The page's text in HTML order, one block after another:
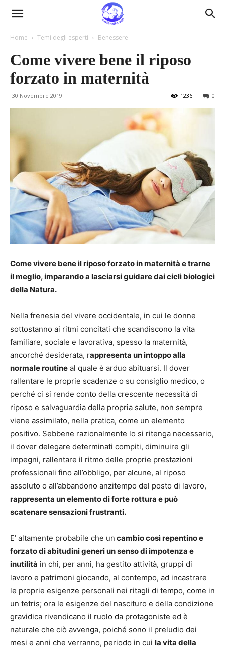
Maternità360
Home Temi degli esperti Benessere
Come vivere bene il riposo
forzato in maternità
30 Novembre 2019 0
1236
Come vivere bene il riposo forzato in maternità e trarne
il meglio, imparando a lasciarsi guidare dai cicli biologici
della Natura.
Nella frenesia del vivere occidentale, in cui le donne
sottostanno ai ritmi concitati che scandiscono la vita
familiare, sociale e lavorativa, spesso la maternità,
ancorché desiderata, rappresenta un intoppo alla
normale routine al quale è arduo abituarsi. Il dover
rallentare le proprie scadenze o su consiglio medico, o
perché ci si rende conto della crescente necessità di
riposo e salvaguardia della propria salute, non sempre
viene assimilato, nella pratica, come un elemento
positivo. Sebbene razionalmente lo si ritenga necessario,
il dover delegare determinati compiti, diminuire gli
impegni, rallentare il ritmo delle proprie prestazioni
professionali fino all’obbligo, per alcune, al riposo
assoluto o all’abbandono anzitempo del posto di lavoro,
rappresenta un elemento di forte rottura e può
scatenare sensazioni frustranti.
E’ altamente probabile che un cambio così repentino e
forzato di abitudini generi un senso di impotenza e
inutilità in chi, per anni, ha gestito attività, gruppi di
lavoro e patrimoni giocando, al contempo, ad incastrare
le proprie esigenze personali nei ritagli di tempo, come in
un tetris; ora le esigenze del nascituro e della condizione
gravidica rivendicano il ruolo da protagoniste ed è
naturale che ciò avvenga, poiché sono il preludio dei
mesi e anni che verranno, periodo in cui la vita della